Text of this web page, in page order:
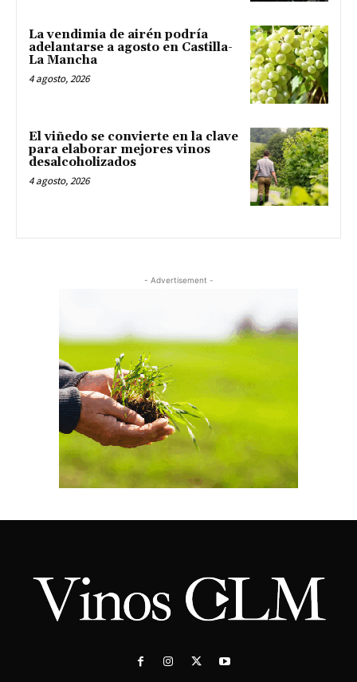
La vendimia de airén podría
adelantarse a agosto en Castilla-
La Mancha
4 agosto, 2026
El viñedo se convierte en la clave
para elaborar mejores vinos
desalcoholizados
4 agosto, 2026
- Advertisement -